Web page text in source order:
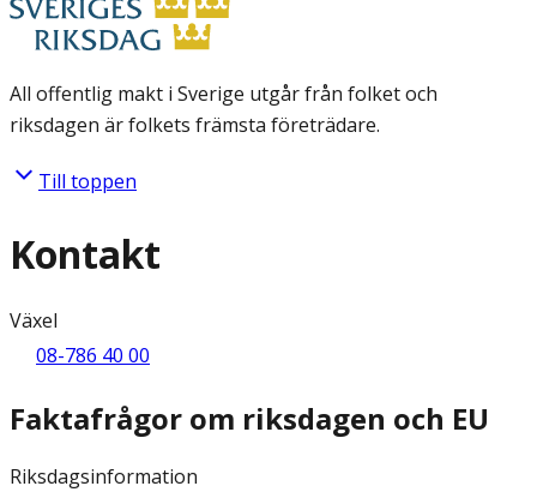
All offentlig makt i Sverige utgår från folket och
riksdagen är folkets främsta företrädare.
Till toppen
Kontakt
Växel
08-786 40 00
Faktafrågor om riksdagen och EU
Riksdagsinformation